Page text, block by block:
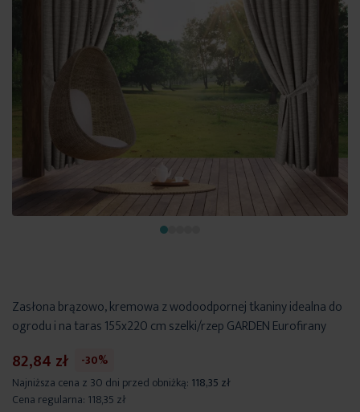
Zasłona brązowo, kremowa z wodoodpornej tkaniny idealna do
ogrodu i na taras 155x220 cm szelki/rzep GARDEN Eurofirany
82,84 zł
-30%
Najniższa cena z 30 dni przed obniżką: 118,35 zł
Cena regularna: 118,35 zł